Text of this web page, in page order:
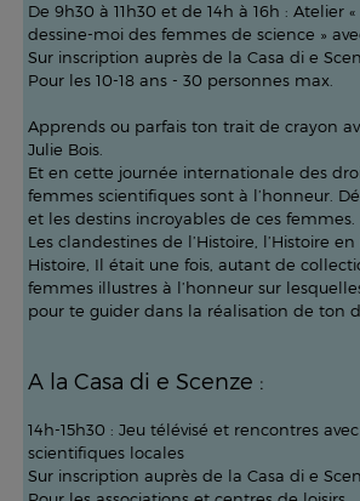
De 9h30 à 11h30 et de 14h à 16h : Atelier
dessine-moi des femmes de science »
Sur inscription auprès de la Casa di e
Pour les 10-18 ans - 30 personnes max.
Apprends ou parfais ton trait de crayon
Julie Bois.
Et en cette journée internationale des
femmes scientifiques sont à l’honneur.
et les destins incroyables de ces femmes.
Les clandestines de l’Histoire, l’Histoire
Histoire, Il était une fois, autant de
femmes illustres à l’honneur sur
pour te guider dans la réalisation de ton
A la Casa di e Scenze :
14h-15h30 : Jeu télévisé et rencontres
scientifiques locales
Sur inscription auprès de la Casa di e